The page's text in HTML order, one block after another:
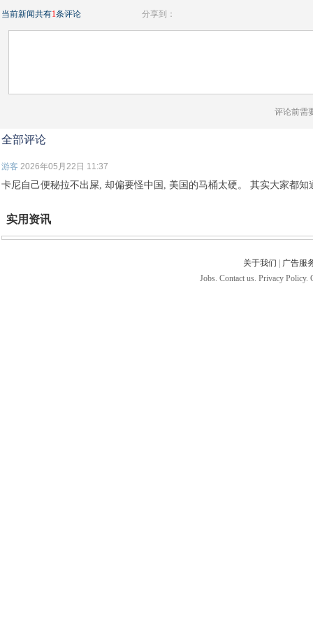
当前新闻共有1条评论 分享到：
评论前需
全部评论
游客 2026年05月22日 11:37
卡尼自己便秘拉不出屎, 却偏要怪中国, 美国的马桶太硬。 其实大家都知
实用资讯
关于我们
广告服
Jobs. Contact us. Privacy